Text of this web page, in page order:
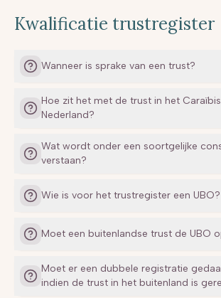
Kwalificatie trustregister
Wanneer is sprake van een trust?
“beneficiairies“
Hoe zit het met de trust in het
Nederland?
Wat wordt onder een soortgelijke
verstaan?
Wie is voor het trustregister een UBO?
Als uiteindelijk belanghebbende voor het
kwalificeert de natuurlijke persoon die als
Moet een buitenlandse trust de UBO
de
Moet er een dubbele registratie
indien de trust in het buitenland is